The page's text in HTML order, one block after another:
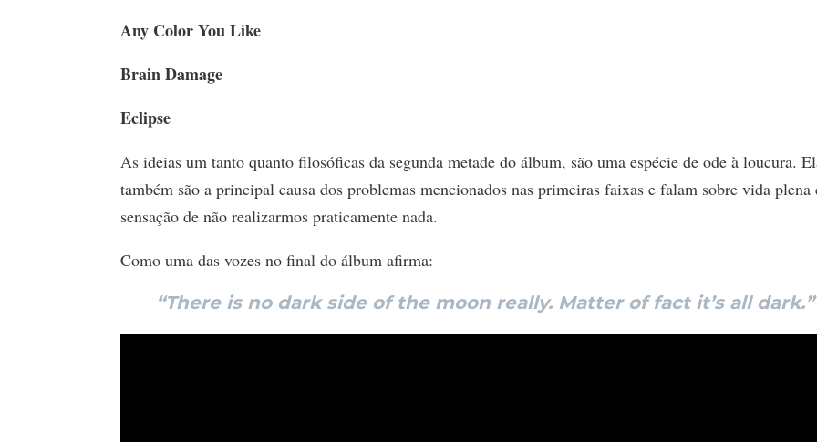
Any Color You Like
Brain Damage
Eclipse
As ideias um tanto quanto filosóficas da segunda metade do álbum, são uma espécie de ode à loucura.
também são a principal causa dos problemas mencionados nas primeiras faixas e falam sobre vida plena
sensação de não realizarmos praticamente nada.
Como uma das vozes no final do álbum afirma:
“There is no dark side of the moon really. Matter of fact it’s all dark.”